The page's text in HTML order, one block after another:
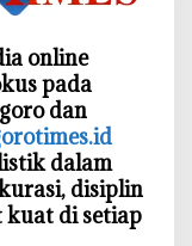
online
pada
dan
dalam
disiplin
kuat di setiap